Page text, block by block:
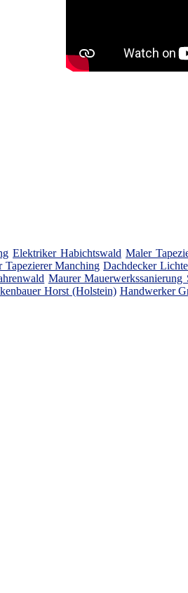
Elektriker Habichtswald Maler
Tapezierer Manching Dachdecker
Maurer Mauerwerkssanierung
Horst (Holstein) Handwerker